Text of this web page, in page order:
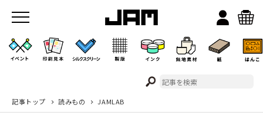
JAMのこと
記事トップ 読みもの JAMLAB